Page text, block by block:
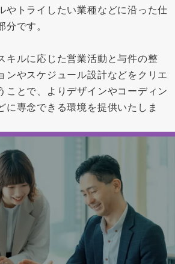
やトライしたい業種などに沿った仕
分です。
キルに応じた営業活動と与件の整
ンやスケジュール設計などをクリエ
ことで、よりデザインやコーディン
に専念できる環境を提供いたしま